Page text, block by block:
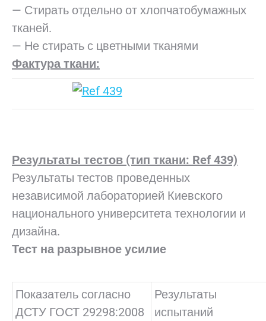
— Стирать отдельно от хлопчатобумажных
тканей.
— Не стирать с цветными тканями
Фактура ткани:
Результаты тестов (тип ткани: Ref 439)
Результаты тестов проведенных
независимой лабораторией Киевского
национального университета технологии и
дизайна.
Тест на разрывное усилие
Показатель согласно
ДСТУ ГОСТ 29298:2008
Результаты
испытаний